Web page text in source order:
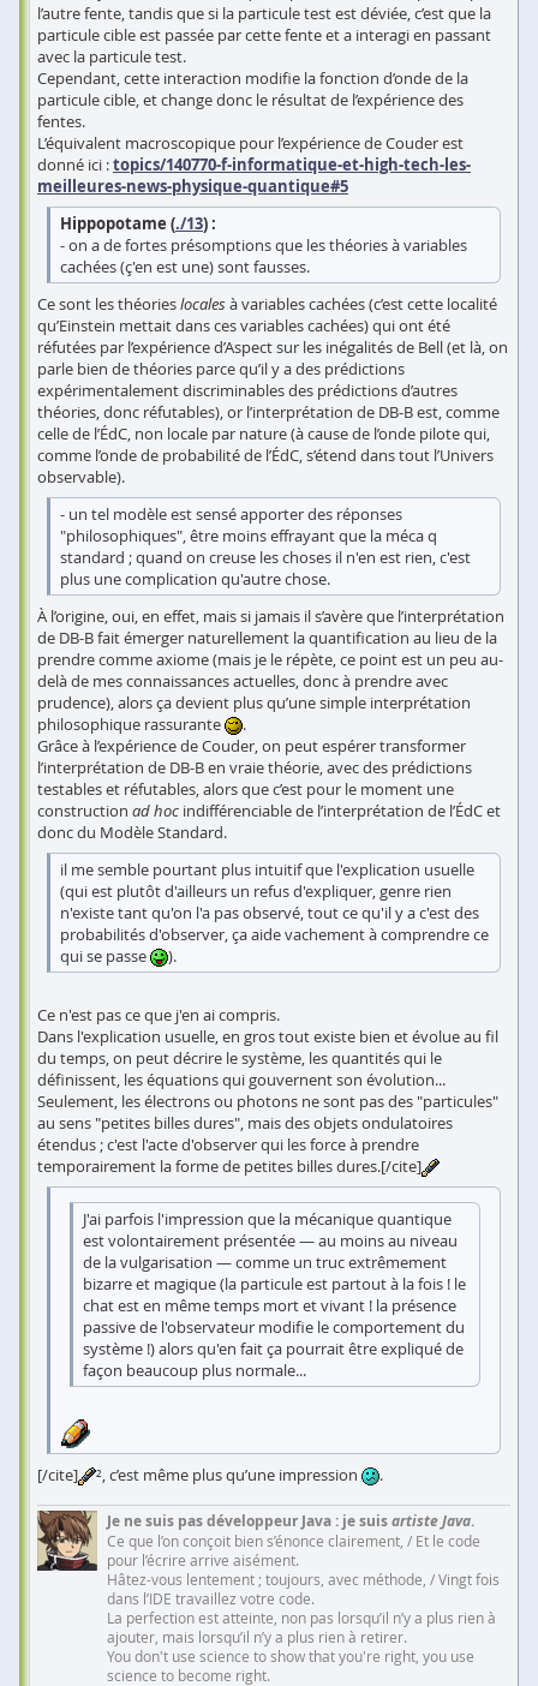
l’autre fente, tandis que si la particule test est déviée, c’est que la
particule cible est passée par cette fente et a interagi en passant
avec la particule test.
Cependant, cette interaction modifie la fonction d’onde de la
particule cible, et change donc le résultat de l’expérience des
fentes.
L’équivalent macroscopique pour l’expérience de Couder est
donné ici :topics/140770-f-informatique-et-high-tech-les-
meilleures-news-physique-quantique#5
Hippopotame (./13) :
- on a de fortes présomptions que les théories à variables
cachées (ç'en est une) sont fausses.
Ce sont les théorieslocalesà variables cachées (c’est cette localité
qu’Einstein mettait dans ces variables cachées) qui ont été
réfutées par l’expérience d’Aspect sur les inégalités de Bell (et là, on
parle bien de théories parce qu’il y a des prédictions
expérimentalement discriminables des prédictions d’autres
théories, donc réfutables), or l’interprétation de DB-B est, comme
celle de l’ÉdC, non locale par nature (à cause de l’onde pilote qui,
comme l’onde de probabilité de l’ÉdC, s’étend dans tout l’Univers
observable).
- un tel modèle est sensé apporter des réponses
"philosophiques", être moins effrayant que la méca q
standard ; quand on creuse les choses il n'en est rien, c'est
plus une complication qu'autre chose.
À l’origine, oui, en effet, mais si jamais il s’avère que l’interprétation
de DB-B fait émerger naturellement la quantification au lieu de la
prendre comme axiome (mais je le répète, ce point est un peu au-
delà de mes connaissances actuelles, donc à prendre avec
prudence), alors ça devient plus qu’une simple interprétation
philosophique rassurante
.
Grâce à l’expérience de Couder, on peut espérer transformer
l’interprétation de DB-B en vraie théorie, avec des prédictions
testables et réfutables, alors que c’est pour le moment une
construction ad hoc indifférenciable de l’interprétation de l’ÉdC et
donc du Modèle Standard.
il me semble pourtant plus intuitif que l'explication usuelle
(qui est plutôt d'ailleurs un refus d'expliquer, genre rien
n'existe tant qu'on l'a pas observé, tout ce qu'il y a c'est des
probabilités d'observer, ça aide vachement à comprendre ce
qui se passe
).
Ce n'est pas ce que j'en ai compris.
Dans l'explication usuelle, en gros tout existe bien et évolue au fil
du temps, on peut décrire le système, les quantités qui le
définissent, les équations qui gouvernent son évolution...
Seulement, les électrons ou photons ne sont pas des "particules"
au sens "petites billes dures", mais des objets ondulatoires
étendus ; c'est l'acte d'observer qui les force à prendre
temporairement la forme de petites billes dures.[/cite]
J'ai parfois l'impression que la mécanique quantique
est volontairement présentée — au moins au niveau
de la vulgarisation — comme un truc extrêmement
bizarre et magique (la particule est partout à la fois ! le
chat est en même temps mort et vivant ! la présence
passive de l'observateur modifie le comportement du
système !) alors qu'en fait ça pourrait être expliqué de
façon beaucoup plus normale...
[/cite] ², c’est même plus qu’une impression .
Je ne suis pas développeur Java : je suisartiste Java.
Ce que l’on conçoit bien s’énonce clairement, / Et le code
pour l’écrire arrive aisément.
Hâtez-vous lentement ; toujours, avec méthode, / Vingt fois
dans l’IDE travaillez votre code.
La perfection est atteinte, non pas lorsqu’il n’y a plus rien à
ajouter, mais lorsqu’il n’y a plus rien à retirer.
You don't use science to show that you're right, you use
science to become right.